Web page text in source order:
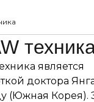
является
доктора
(Южная Корея).